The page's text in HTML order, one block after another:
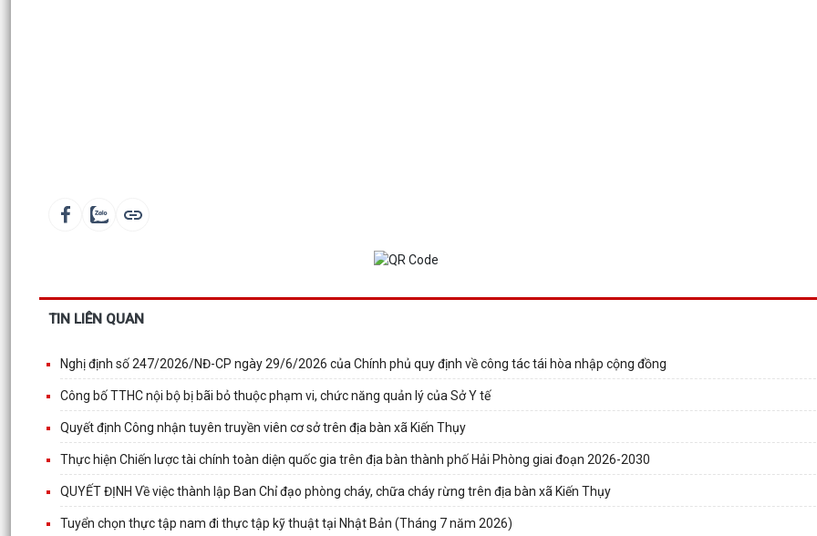
TIN LIÊN QUAN
Nghị định số 247/2026/NĐ-CP ngày 29/6/2026 của Chính phủ quy định về công tác tái hòa nhập cộng đồng
Công bố TTHC nội bộ bị bãi bỏ thuộc phạm vi, chức năng quản lý của Sở Y tế
Quyết định Công nhận tuyên truyền viên cơ sở trên địa bàn xã Kiến Thụy
Thực hiện Chiến lược tài chính toàn diện quốc gia trên địa bàn thành phố Hải Phòng giai đoạn 2026-2030
QUYẾT ĐỊNH Về việc thành lập Ban Chỉ đạo phòng cháy, chữa cháy rừng trên địa bàn xã Kiến Thụy
Tuyển chọn thực tập nam đi thực tập kỹ thuật tại Nhật Bản (Tháng 7 năm 2026)